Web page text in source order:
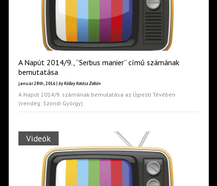
A Napút 2014/9., “Serbus manier” című számának
bemutatása
január 28th, 2016 | by Kállay Kotász Zoltán
A Napút 2014/9. számának bemutatása az Újpesti Tévében
(vendég: Szondi György)
Videók